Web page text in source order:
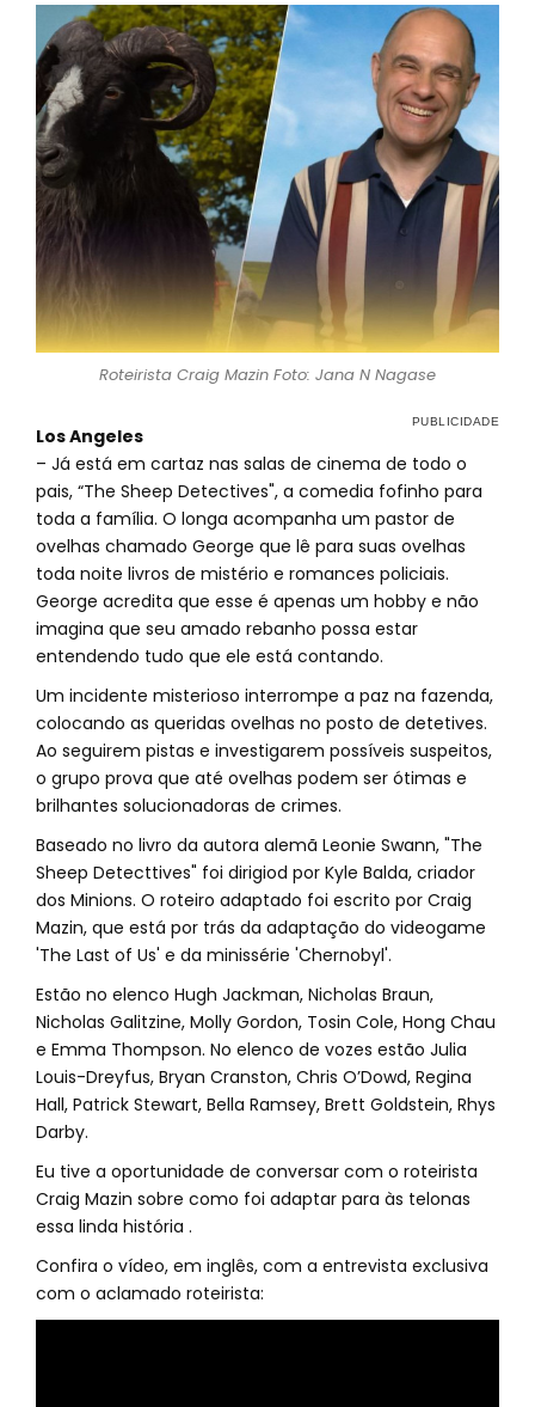
Roteirista Craig Mazin Foto: Jana N Nagase
Los Angeles
– Já está em cartaz nas salas de cinema de todo o
pais, “The Sheep Detectives", a comedia fofinho para
toda a família. O longa acompanha um pastor de
ovelhas chamado George que lê para suas ovelhas
toda noite livros de mistério e romances policiais.
George acredita que esse é apenas um hobby e não
imagina que seu amado rebanho possa estar
entendendo tudo que ele está contando.
Um incidente misterioso interrompe a paz na fazenda,
colocando as queridas ovelhas no posto de detetives.
Ao seguirem pistas e investigarem possíveis suspeitos,
o grupo prova que até ovelhas podem ser ótimas e
brilhantes solucionadoras de crimes.
Baseado no livro da autora alemã Leonie Swann, "The
Sheep Detecttives" foi dirigiod por Kyle Balda, criador
dos Minions. O roteiro adaptado foi escrito por Craig
Mazin, que está por trás da adaptação do videogame
'The Last of Us' e da minissérie 'Chernobyl'.
Estão no elenco Hugh Jackman, Nicholas Braun,
Nicholas Galitzine, Molly Gordon, Tosin Cole, Hong Chau
e Emma Thompson. No elenco de vozes estão Julia
Louis-Dreyfus, Bryan Cranston, Chris O’Dowd, Regina
Hall, Patrick Stewart, Bella Ramsey, Brett Goldstein, Rhys
Darby.
Eu tive a oportunidade de conversar com o roteirista
Craig Mazin sobre como foi adaptar para às telonas
essa linda história .
Confira o vídeo, em inglês, com a entrevista exclusiva
com o aclamado roteirista: